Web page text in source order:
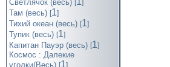
Светлячок (весь) [ ]
Там (весь) [1]
Тихий океан (весь) [1]
Тупик (весь) [1]
Капитан Пауэр (весь) [1]
Космос : Далекие
уголки(Весь) [1]